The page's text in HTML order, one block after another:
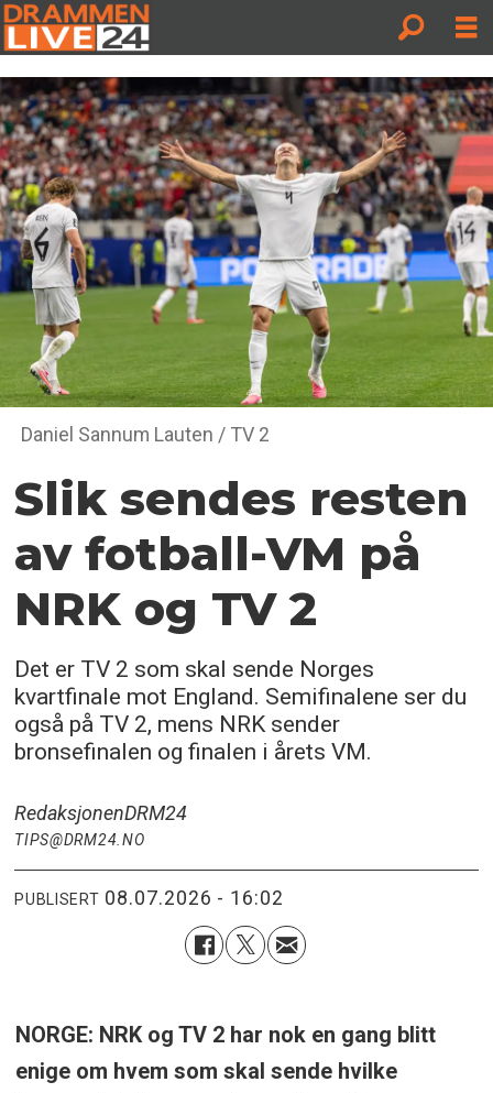
Daniel Sannum Lauten / TV 2
Slik sendes resten
av fotball-VM på
NRK og TV 2
Det er TV 2 som skal sende Norges
kvartfinale mot England. Semifinalene ser du
også på TV 2, mens NRK sender
bronsefinalen og finalen i årets VM.
RedaksjonenDRM24
TIPS@DRM24.NO
PUBLISERT 08.07.2026 - 16:02
NORGE: NRK og TV 2 har nok en gang blitt
enige om hvem som skal sende hvilke